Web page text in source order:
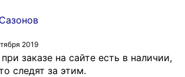
2019
заказе на сайте есть в наличии,
следят за этим.